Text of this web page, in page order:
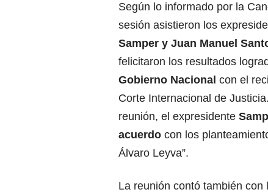
Según lo informado por la
sesión asistieron los
Samper y Juan Manuel
felicitaron los resultados
Gobierno Nacional con el
Corte Internacional de
reunión, el expresidente
acuerdo con los
Álvaro Leyva”.
La reunión contó también